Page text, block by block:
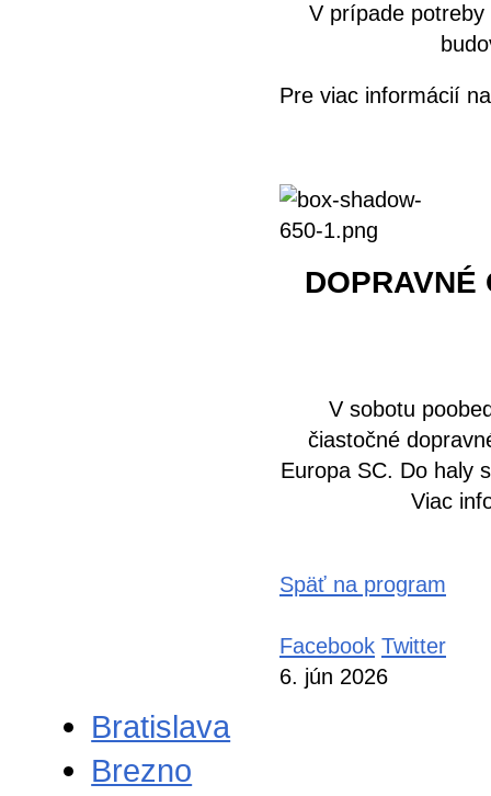
V prípade potreby
Pre viac informácií
DOPRAVNÉ
V sobotu
čiastočné
Europa SC. Do haly
Viac
Späť na program
Facebook Twitter
6. jún 2026
Bratislava
Brezno